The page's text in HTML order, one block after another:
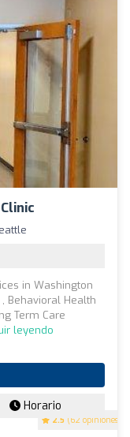
2.5 (62 opiniones)
in Washington
Behavioral Health
Term Care
leyendo
Horario